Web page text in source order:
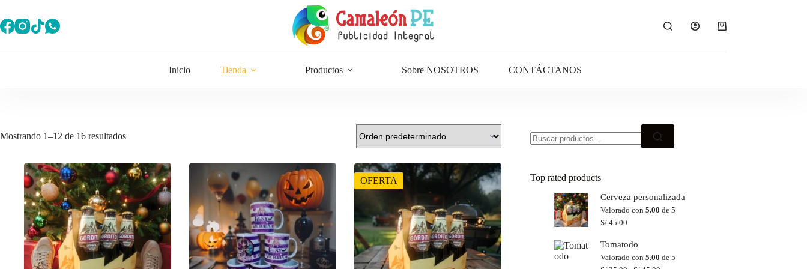
contenido
Carro
Inicio
Tienda Productos Sobre NOSOTROS CONTÁCTANOS
Mostrando 1–12 de 16 resultados
OFERTA Top rated products
Cerveza personalizada
Valorado con5.00 de 5
S/ 45.00
Tomatodo
Valorado con5.00 de 5